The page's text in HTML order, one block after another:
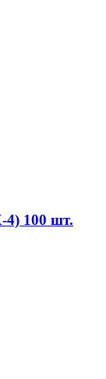
4) 100 шт.